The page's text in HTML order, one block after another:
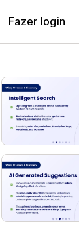
Fazer login